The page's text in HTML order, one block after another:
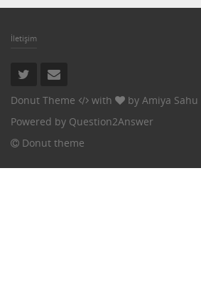
İletişim
Donut Theme with by Amiya Sahu
Powered by Question2Answer
Donut theme